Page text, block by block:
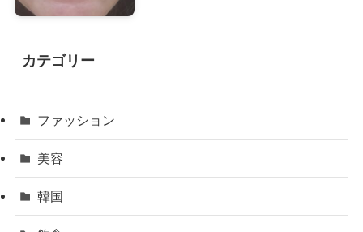
カテゴリー
ファッション
美容
韓国